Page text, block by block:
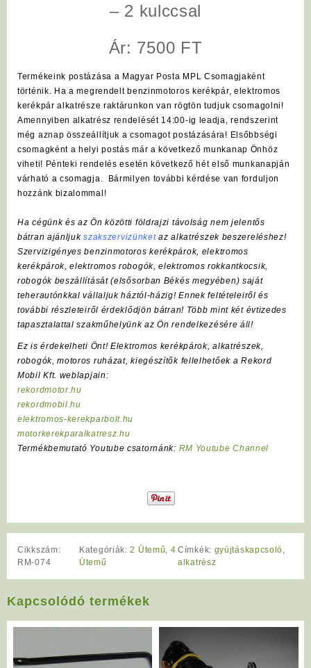
– 2 kulccsal
Ár: 7500 FT
Termékeink postázása a Magyar Posta MPL Csomagjaként
történik. Ha a megrendelt benzinmotoros kerékpár, elektromos
kerékpár alkatrésze raktárunkon van rögtön tudjuk csomagolni!
Amennyiben alkatrész rendelését 14:00-ig leadja, rendszerint
még aznap összeállítjuk a csomagot postázására! Elsőbbségi
csomagként a helyi postás már a következő munkanap Önhöz
viheti! Pénteki rendelés esetén következő hét első munkanapján
várható a csomagja. Bármilyen további kérdése van forduljon
hozzánk bizalommal!
Ha cégünk és az Ön közötti földrajzi távolság nem jelentős
bátran ajánljukszakszervizünket az alkatrészek beszereléshez!
Szervizigényes benzinmotoros kerékpárok, elektromos
kerékpárok, elektromos robogók, elektromos rokkantkocsik,
robogók beszállítását (elsősorban Békés megyében) saját
teherautónkkal vállaljuk háztól-házig! Ennek feltételeiről és
további részleteiről érdeklődjön bátran! Több mint két évtizedes
tapasztalattal szakműhelyünk az Ön rendelkezésére áll!
Ez is érdekelheti Önt! Elektromos kerékpárok, alkatrészek,
robogók, motoros ruházat, kiegészítők fellelhetőek a Rekord
Mobil Kft. weblapjain:
rekordmotor.hu
rekordmobil.hu
elektromos-kerekparbolt.hu
motorkerekparalkatresz.hu
Termékbemutató Youtube csatornánk: RM Youtube Channel
Cikkszám:
RM-074
Kategóriák:2 Ütemű, 4
Ütemű
Címkék: gyújtáskapcsoló,
alkatrész
Kapcsolódó termékek